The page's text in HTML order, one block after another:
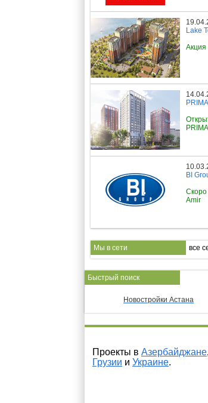
Lake
Акция
BI
Amir
Мы в сети все
Быстрый поиск
Новостройки Астана
Проекты в Азербайджане,
Грузии и Украине.